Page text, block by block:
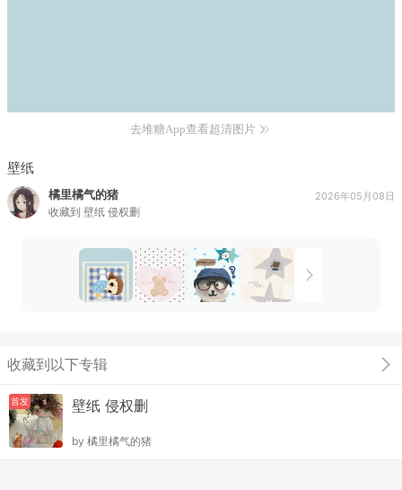
去堆糖App查看超清图片
壁纸
橘里橘气的猪
收藏到 壁纸 侵权删
2026年05月08日
收藏到以下专辑
首发 壁纸 侵权删
by 橘里橘气的猪